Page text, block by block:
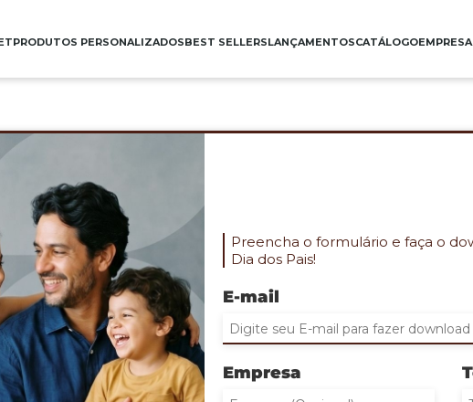
Preencha o formulário e faça o
Dia dos Pais!
E-mail
Empresa
PRODUTOS PERSONALIZADOSBEST SELLERSLANÇAMENTOSCATÁLOGOEMPRESA
•Viseira aba grande com tecido de microfibra pesada
Gravação: Silk 01 cor
QUANTIDADE MINIMA: 30
INDIQUE ABAIXO DE 1 A 3 QUANTIDADES QUE
(Clicando no sinal de + voce insere novos campos de